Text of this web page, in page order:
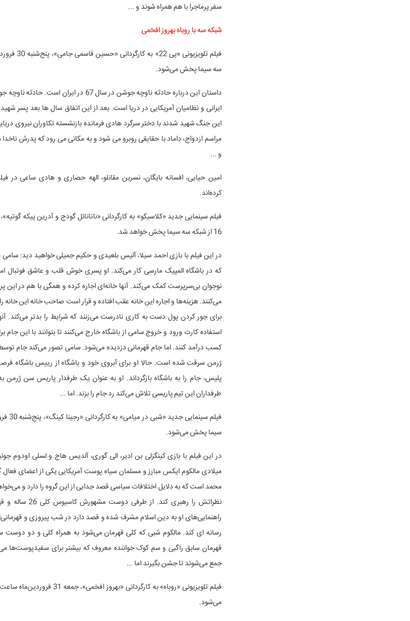
سفر پرماجرا با هم همراه شوند و ...
شبکه سه با روباه بهروز افخمی
سه سیما پخش می‌شود.
داستان این درباره حادثه ناوچه جوشن در سال 67 در
ایرانی و نظامیان آمریکایی در دریا است. بعد از این اتفاق سال ها بعد پسر
این جنگ شهید شدند با دختر سرگرد هادی فرمانده بازنشسته تکاوران نیروی
مراسم ازدواج، داماد با حقایقی روبرو می شود و به مکانی می رود که پدرش
و ...
کرده‌اند.
16 از شبکه سه سیما پخش خواهد شد.
در این فیلم با بازی احمد سیلا، آلیس بلعیدی و حکیم جمیلی خواهید دید:
که در باشگاه المپیک مارسی کار می‌کند. او پسری خوش قلب و عاشق فوتبال
نوجوان بی‌سرپرست کمک می‌کند. آنها خانه‌ای اجاره کرده و همگی با هم در
می‌کنند. هزینه‌ها و اجاره این خانه عقب افتاده و قرار است صاحب خانه این خانه
برای جور کردن پول دست به کاری نادرست می‌زنند که شرایط را بدتر می‌کند.
استفاده کارت ورود و خروج سامی از باشگاه خارج می‌کنند تا بتوانند با این
کسب درآمد کنند. اما جام قهرمانی دزدیده می‌شود. سامی تصور می‌کند جام
ژرمن سرقت شده است. حالا او برای آبروی خود و باشگاه از رییس باشگاه
پلیس، جام را به باشگاه بازگرداند. او به عنوان یک طرفدار پاریس سن
طرفداران این تیم پاریسی تلاش می‌کند رد جام را بزند. اما ...
سیما پخش می‌شود.
در این فیلم با بازی کینگزلی بن ادیر، الی گوری، آلدیس هاج و لسلی اودوم
میلادی مالکوم ایکس مبارز و مسلمان سیاه پوست آمریکایی یکی از اعضای فعال
محمد است که به دلایل اختلافات سیاسی قصد جدایی از این گروه را دارد و
نظراتش را رهبری کند.
راهنمایی‌های او به دین اسلام مشرف شده و قصد دارد در شب پیروزی و
رسانه ای کند. مالکوم شبی که کلی قهرمان می‌شود به همراه کلی و دو دوست
قهرمان سابق راگبی و سم کوک خواننده معروف که بیشتر برای سفیدپوست‌ها
جمع می‌شوند تا جشن بگیرند اما ...
می‌شود.